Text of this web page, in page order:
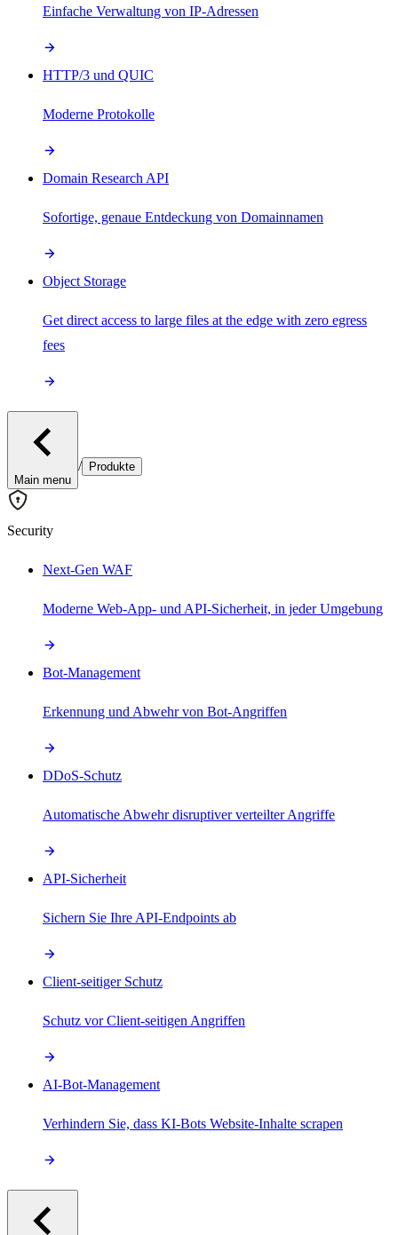
Einfache Verwaltung von IP-Adressen
HTTP/3 und QUIC
Moderne Protokolle
Domain Research API
Sofortige, genaue Entdeckung von Domainnamen
Object Storage
Get direct access to large files at the edge with zero egress
fees
Main menu
/ Produkte
Security
Next-Gen WAF
Moderne Web-App- und API-Sicherheit, in jeder Umgebung
Bot-Management
Erkennung und Abwehr von Bot-Angriffen
DDoS-Schutz
Automatische Abwehr disruptiver verteilter Angriffe
API-Sicherheit
Sichern Sie Ihre API-Endpoints ab
Client-seitiger Schutz
Schutz vor Client-seitigen Angriffen
AI-Bot-Management
Verhindern Sie, dass KI-Bots Website-Inhalte scrapen